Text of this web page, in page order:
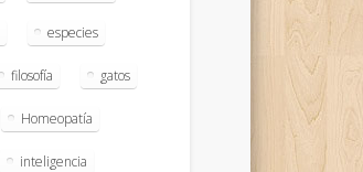
especies
filosofía gatos
Homeopatía
inteligencia